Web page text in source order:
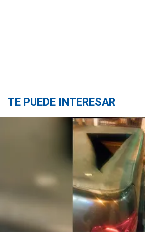
TE PUEDE INTERESAR